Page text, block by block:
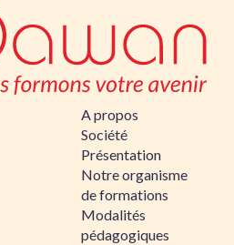
A propos
Société
Présentation
Notre organisme
de formations
Modalités
pédagogiques